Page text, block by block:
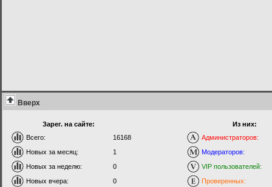
Вверх
Зарег. на сайте:
Всего:
16168
Новых за месяц:
1
Новых за неделю:
0
Новых вчера:
0
Из них:
Администраторов:
Модераторов:
VIP пользователей:
Проверенных: